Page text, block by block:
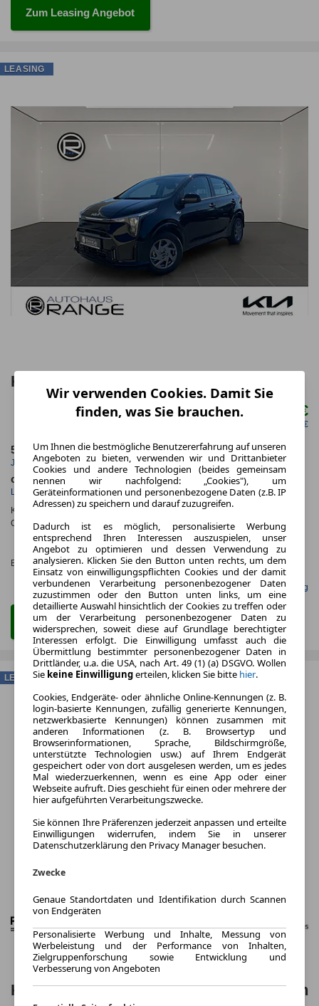
Zum Leasing Angebot
Kia Picanto Vision
ab mtl. 162,00 €
netto mtl. 136,13 €
5.000,0 km
Jahrliche Fahrleistung
48 Monate
Laufzeit
ca. 50 kW (67 PS)
Leistung
Benzin
Kraftstoff
Kraftstoffverbr.¹:
ca. 5,0 l/100km
CO
-Emissionen* :ca. 117 g/km(komb.)
Effizienzklasse:
CO₂-
KLASSE
D (KOMB.)
Gefunden auf mobile.de Leasing
Zum Leasing Angebot
LEASING
Kia Picanto 1.0 GDI MT Vision 4-S Vision
LEASING
Wir verwenden Cookies. Damit Sie
finden, was Sie brauchen.
Um Ihnen die bestmögliche Benutzererfahrung auf unseren
Angeboten zu bieten, verwenden wir und Drittanbieter
Cookies und andere Technologien (beides gemeinsam
nennen wir nachfolgend: „Cookies"), um
Geräteinformationen und personenbezogene Daten (z.B. IP
Adressen) zu speichern und darauf zuzugreifen.
Dadurch ist es möglich, personalisierte Werbung
entsprechend Ihren Interessen auszuspielen, unser
Angebot zu optimieren und dessen Verwendung zu
analysieren. Klicken Sie den Button unten rechts, um dem
Einsatz von einwilligungspflichten Cookies und der damit
verbundenen Verarbeitung personenbezogener Daten
zuzustimmen oder den Button unten links, um eine
detaillierte Auswahl hinsichtlich der Cookies zu treffen oder
um der Verarbeitung personenbezogener Daten zu
widersprechen, soweit diese auf Grundlage berechtigter
Interessen erfolgt. Die Einwilligung umfasst auch die
Übermittlung bestimmter personenbezogener Daten in
Drittländer, u.a. die USA, nach Art. 49 (1) (a) DSGVO. Wollen
Sie keine Einwilligungerteilen, klicken Sie bitte hier.
Cookies, Endgeräte- oder ähnliche Online-Kennungen (z. B.
login-basierte Kennungen, zufällig generierte Kennungen,
netzwerkbasierte Kennungen) können zusammen mit
anderen Informationen (z. B. Browsertyp und
Browserinformationen, Sprache, Bildschirmgröße,
unterstützte Technologien usw.) auf Ihrem Endgerät
gespeichert oder von dort ausgelesen werden, um es jedes
Mal wiederzuerkennen, wenn es eine App oder einer
Webseite aufruft. Dies geschieht für einen oder mehrere der
hier aufgeführten Verarbeitungszwecke.
Sie können Ihre Präferenzen jederzeit anpassen und erteilte
Einwilligungen widerrufen, indem Sie in unserer
Datenschutzerklärung den Privacy Manager besuchen.
Zwecke
Genaue Standortdaten und Identifikation durch Scannen
von Endgeräten
Personalisierte Werbung und Inhalte, Messung von
Werbeleistung und der Performance von Inhalten,
Zielgruppenforschung sowie Entwicklung und
Verbesserung von Angeboten